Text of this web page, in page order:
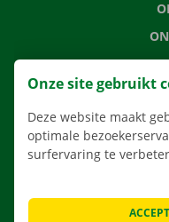
Onze site gebruikt
Deze website maakt
optimale
surfervaring te